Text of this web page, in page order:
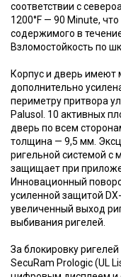
соответствии с
1200°F — 90 Minute,
содержимого в
Взломостойкость по
Корпус и дверь имеют
дополнительно
периметру притвора
Palusol. 10 активных
дверь по всем
толщина — 9,5 мм.
ригельной системой с
защищает при
Инновационный
усиленной защитой
увеличенный выход
выбивания ригелей.
За блокировку
SecuRam Prologic (UL